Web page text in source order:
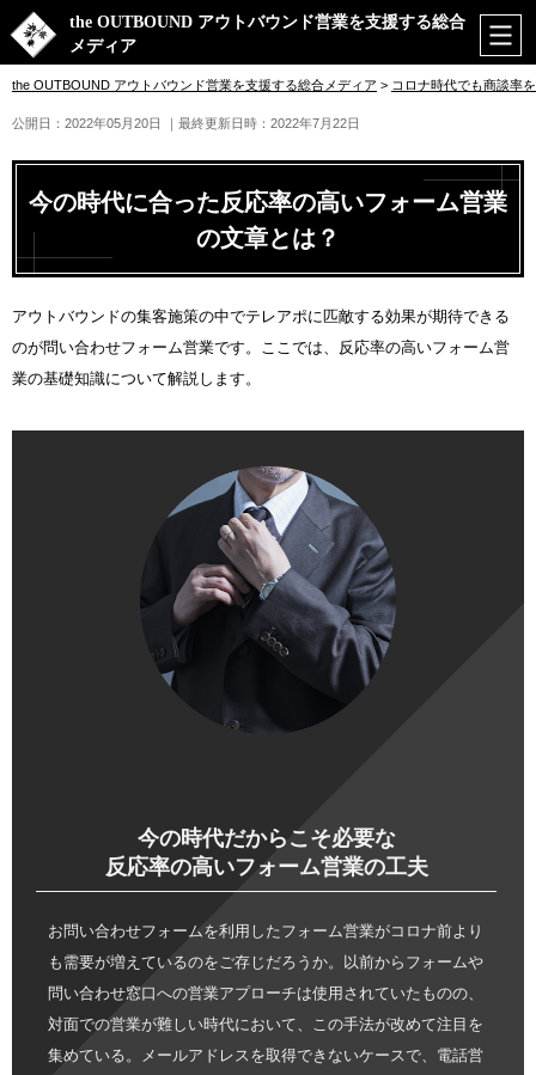
the OUTBOUND アウトバウンド営業を支援する総合
メディア
the OUTBOUND アウトバウンド営業を支援する総合メディア > コロナ時代でも商談率
公開日：2022年05月20日 ｜最終更新日時：2022年7月22日
今の時代に合った反応率の高いフォーム営業
の文章とは？
アウトバウンドの集客施策の中でテレアポに匹敵する効果が期待できる
のが問い合わせフォーム営業です。ここでは、反応率の高いフォーム営
業の基礎知識について解説します。
今の時代だからこそ必要な
反応率の高いフォーム営業の工夫
お問い合わせフォームを利用したフォーム営業がコロナ前より
も需要が増えているのをご存じだろうか。以前からフォームや
問い合わせ窓口への営業アプローチは使用されていたものの、
対面での営業が難しい時代において、この手法が改めて注目を
集めている。メールアドレスを取得できないケースで、電話営